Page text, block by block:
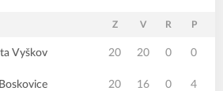
Z V R P
Vyškov 20 20 0 0
20 16 0 4